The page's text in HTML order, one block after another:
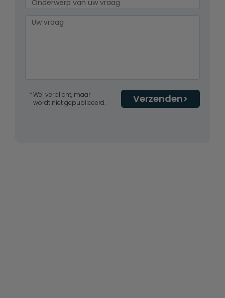
Verzenden
Wel verplicht, maar
wordt niet gepubliceerd.